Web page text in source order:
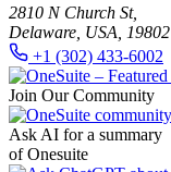
2810 N Church St,
Delaware, USA, 19802
+1 (302) 433-6002
Join Our Community
Ask AI for a summary
of Onesuite